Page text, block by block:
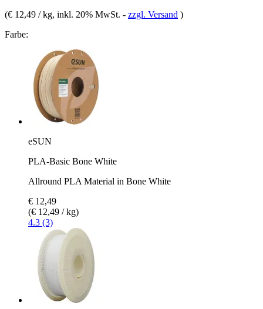
(€ 12,49 / kg, inkl. 20% MwSt. - zzgl. Versand )
Farbe:
eSUN
PLA-Basic Bone White
Allround PLA Material in Bone White
€ 12,49
(€ 12,49 / kg)
4.3 (3)